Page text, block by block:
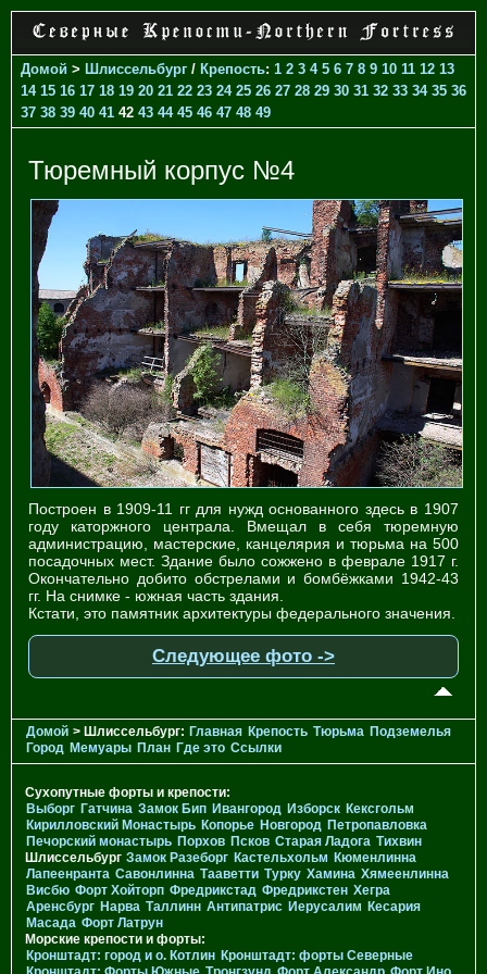
Домой > Шлиссельбург / Крепость: 1 2 3 4 5 6 7 8 9 10 11 12 13
14 15 16 17 18 19 20 21 22 23 24 25 26 27 28 29 30 31 32 33 34 35 36
37 38 39 40 41 42 43 44 45 46 47 48 49
Тюремный корпус №4
Построен в 1909-11 гг для нужд основанного здесь в 1907
году каторжного централа. Вмещал в себя тюремную
администрацию, мастерские, канцелярия и тюрьма на 500
посадочных мест. Здание было сожжено в феврале 1917 г.
Окончательно добито обстрелами и бомбёжками 1942-43
гг. На снимке - южная часть здания.
Кстати, это памятник архитектуры федерального значения.
Следующее фото ->
Домой > Шлиссельбург: Главная Крепость Тюрьма Подземелья
Город Мемуары План Где это Ссылки
Сухопутные форты и крепости:
Выборг Гатчина Замок Бип Ивангород Изборск Кексгольм
Кирилловский Монастырь Копорье Новгород Петропавловка
Печорcкий монастырь Порхов Псков Старая Ладога Тихвин
Шлиссельбург Замок Разеборг Кастельхольм Кюменлинна
Лапеенранта Савонлинна Тааветти Турку Хамина Хямеенлинна
Висбю Форт Хойторп Фредрикстад Фредрикстен Хегра
Аренсбург Нарва Таллинн Антипатрис Иерусалим Кесария
Масада Форт Латрун
Морские крепости и форты:
Кронштадт: город и о. Котлин Кронштадт: форты Северные